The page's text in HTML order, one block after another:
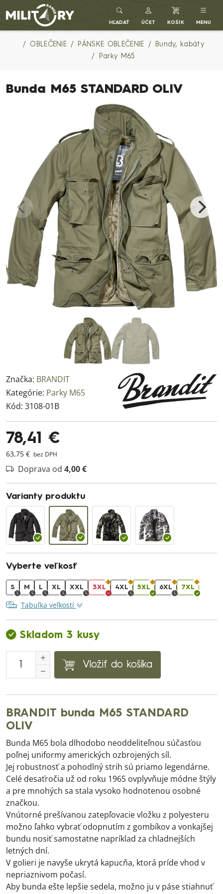
Army shop MILITARY RANGE SK
HĽADAŤ ÚČET KOŠÍK MENU
OBLEČENIE PÁNSKE OBLEČENIE
Bundy, kabáty
Parky M65
Bunda M65 STANDARD OLIV
Značka: BRANDIT
Kategórie: Parky M65
Kód: 3108-01B
78,41 €
63,75 € bez DPH
Doprava od 4,00 €
Varianty produktu
Vyberte veľkosť
S M L XL XXL 3XL 4XL 5XL 6XL 7XL
Tabuľka veľkostí
Skladom 3 kusy
Vložiť do košíka
BRANDIT bunda M65 STANDARD
OLIV
Bunda M65 bola dlhodobo neoddeliteľnou súčasťou
poľnej uniformy amerických ozbrojených síl.
Jej robustnosť a pohodlný strih sú priamo legendárne.
Celé desaťročia už od roku 1965 ovplyvňuje módne štýly
a pre mnohých sa stala vysoko hodnotenou osobné
značkou.
Vnútorné prešívanou zatepľovacie vložku z polyesteru
možno ľahko vybrať odopnutím z gombíkov a vonkajšej
bundu nosiť samostatne napríklad za chladnejších
letných dní.
V golieri je navyše ukrytá kapucňa, ktorá príde vhod v
nepriaznivom počasí.
Aby bunda ešte lepšie sedela, možno ju v páse stiahnuť